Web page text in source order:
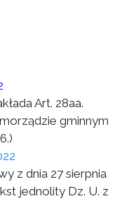
Art. 28aa.
gminnym
z dnia 27 sierpnia
jednolity Dz. U. z